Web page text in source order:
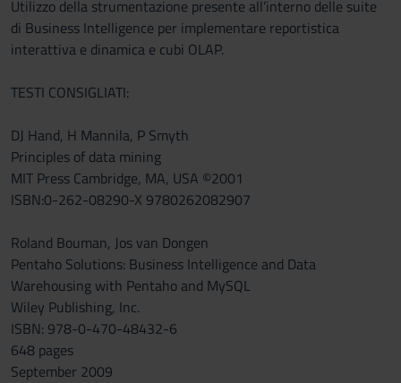
Utilizzo della strumentazione presente all’interno delle suite
di Business Intelligence per implementare reportistica
interattiva e dinamica e cubi OLAP.
TESTI CONSIGLIATI:
DJ Hand, H Mannila, P Smyth
Principles of data mining
MIT Press Cambridge, MA, USA ©2001
ISBN:0-262-08290-X 9780262082907
Roland Bouman, Jos van Dongen
Pentaho Solutions: Business Intelligence and Data
Warehousing with Pentaho and MySQL
Wiley Publishing, Inc.
ISBN: 978-0-470-48432-6
648 pages
September 2009